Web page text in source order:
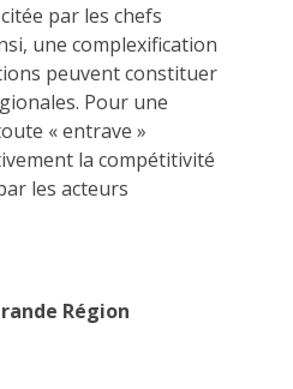
par les chefs
une complexification
peuvent constituer
Pour une
« entrave »
la compétitivité
les acteurs
Région